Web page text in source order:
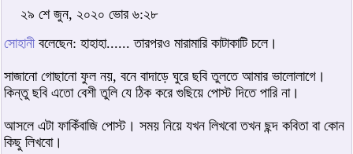
২৯ শে জুন, ২০২০ ভোর ৬:২৮
সোহানীবলেছেন: হাহাহা...... তারপরও মারামারি কাটাকাটি চলে।
সাজানো গোছানো ফুল নয়, বনে বাদাড়ে ঘুরে ছবি তুলতে আমার ভালোলাগে।
কিন্তু ছবি এতো বেশী তুলি যে ঠিক করে গুছিয়ে পোস্ট দিতে পারি না।
আসলে এটা ফাকিঁবাজি পোস্ট। সময় নিয়ে যখন লিখবো তখন ছন্দ কবিতা বা কোন
কিছু লিখবো।